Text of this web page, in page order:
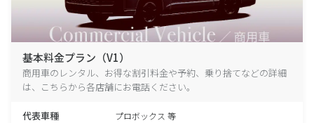
基本料金プラン（V1）
商用車のレンタル、お得な割引料金や予約、乗り捨てなどの詳細
は、こちらから各店舗にお電話ください。
代表車種 プロボックス 等